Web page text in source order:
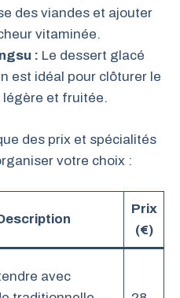
des viandes et ajouter
vitaminée.
: Le dessert glacé
est idéal pour clôturer le
légère et fruitée.
des prix et spécialités
votre choix :
Prix
(€)
avec